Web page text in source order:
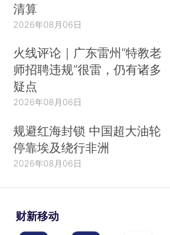
清算
2026年08月06日
火线评论｜广东雷州“特教老
师招聘违规”很雷，仍有诸多
疑点
2026年08月06日
规避红海封锁 中国超大油轮
停靠埃及绕行非洲
2026年08月06日
财新移动